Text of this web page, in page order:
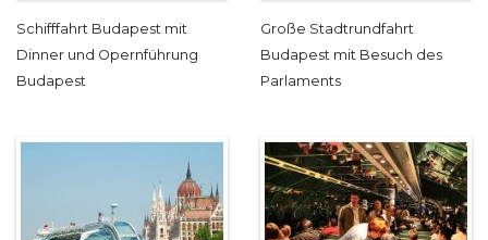
Schifffahrt Budapest mit
Dinner und Opernführung
Budapest
Große Stadtrundfahrt
Budapest mit Besuch des
Parlaments